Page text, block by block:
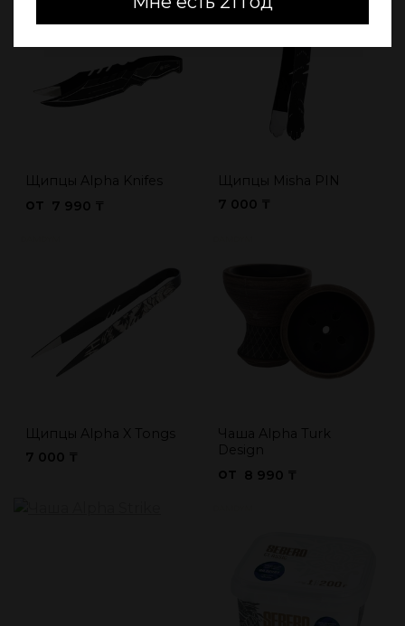
Щипцы Alpha Knifes
от 7 990 ₸
Щипцы Misha PIN
7 000 ₸
Щипцы Alpha X Tongs
7 000 ₸
Чаша Alpha Turk
Design
от 8 990 ₸